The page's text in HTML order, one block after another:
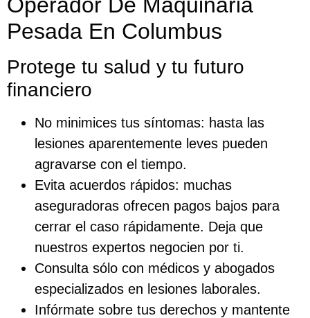
Pesada En Columbus
Protege tu salud y tu futuro
financiero
No minimices tus síntomas: hasta las
lesiones aparentemente leves pueden
agravarse con el tiempo.
Evita acuerdos rápidos: muchas
aseguradoras ofrecen pagos bajos para
cerrar el caso rápidamente. Deja que
nuestros expertos negocien por ti.
Consulta sólo con médicos y abogados
especializados en lesiones laborales.
Infórmate sobre tus derechos y mantente